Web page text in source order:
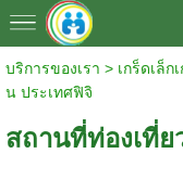
บริการของเรา > เกร็ดเล็ก
น ประเทศฟิจิ
สถานที่ท่องเที่